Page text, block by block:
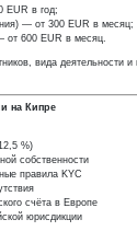
EUR в год;
— от 300 EUR в месяц;
600 EUR в месяц.
вида деятельности
на Кипре
%)
собственности
правила KYC
счёта в Европе
юрисдикции